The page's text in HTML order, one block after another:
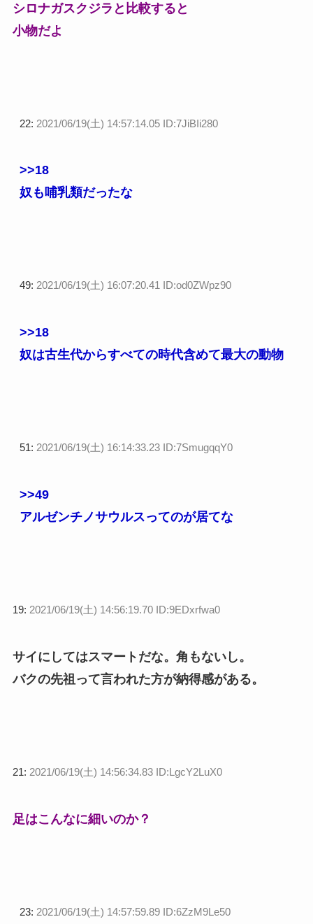
シロナガスクジラと比較すると
小物だよ
22: 2021/06/19(土) 14:57:14.05 ID:7JiBIi280
>>18
奴も哺乳類だったな
49: 2021/06/19(土) 16:07:20.41 ID:od0ZWpz90
>>18
奴は古生代からすべての時代含めて最大の動物
51: 2021/06/19(土) 16:14:33.23 ID:7SmugqqY0
>>49
アルゼンチノサウルスってのが居てな
19: 2021/06/19(土) 14:56:19.70 ID:9EDxrfwa0
サイにしてはスマートだな。角もないし。
バクの先祖って言われた方が納得感がある。
21: 2021/06/19(土) 14:56:34.83 ID:LgcY2LuX0
足はこんなに細いのか？
23: 2021/06/19(土) 14:57:59.89 ID:6ZzM9Le50